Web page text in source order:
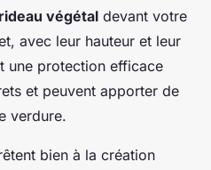
rideau végétal devant votre
avec leur hauteur et leur
une protection efficace
et peuvent apporter de
verdure.
bien à la création